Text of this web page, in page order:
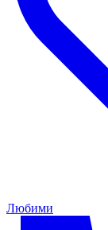
Любими